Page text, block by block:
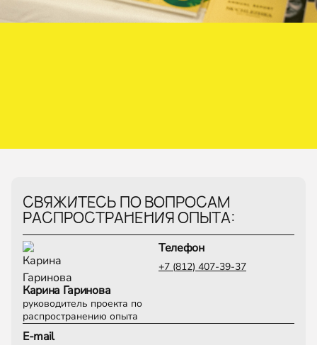
СВЯЖИТЕСЬ ПО ВОПРОСАМ
РАСПРОСТРАНЕНИЯ ОПЫТА:
Карина Гаринова
руководитель проекта по
распространению опыта
Телефон
+7 (812) 407-39-37
E-mail